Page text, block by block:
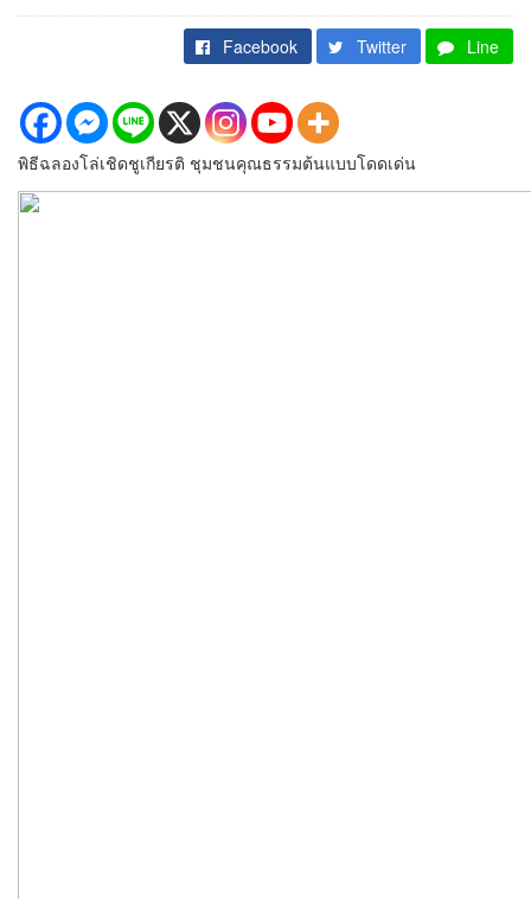
Facebook Twitter Line
พิธีฉลองโล่เชิดชูเกียรติ ชุมชนคุณธรรมต้นแบบโดดเด่น